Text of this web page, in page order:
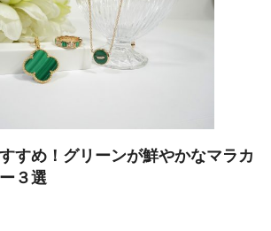
すめ！グリーンが鮮やかなマラカ
３選